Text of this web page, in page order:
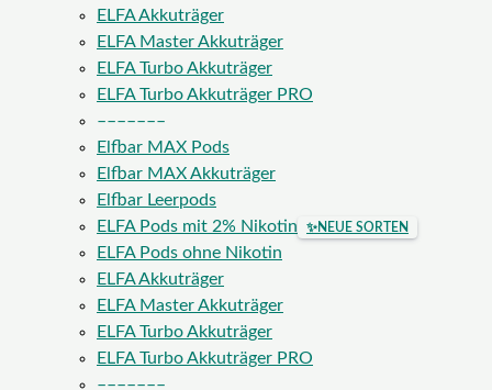
ELFA Akkuträger
ELFA Master Akkuträger
ELFA Turbo Akkuträger
ELFA Turbo Akkuträger PRO
–––––––
Elfbar MAX Pods
Elfbar MAX Akkuträger
Elfbar Leerpods
ELFA Pods mit 2% Nikotin
✨NEUE SORTEN
ELFA Pods ohne Nikotin
ELFA Akkuträger
ELFA Master Akkuträger
ELFA Turbo Akkuträger
ELFA Turbo Akkuträger PRO
–––––––